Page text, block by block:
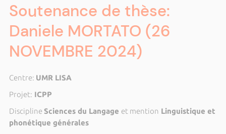
Soutenance de thèse:
Daniele MORTATO (26
NOVEMBRE 2024)
Centre: UMR LISA
Projet: ICPP
Discipline Sciences du Langage et mention Linguistique et
phonétique générales